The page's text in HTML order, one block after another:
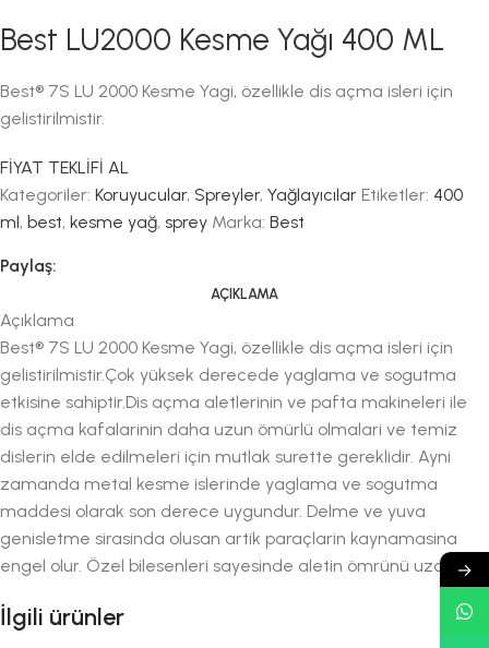
Best LU2000 Kesme Yağı 400 ML
Best® 7S LU 2000 Kesme Yagi, özellikle dis açma isleri için
gelistirilmistir.
FİYAT TEKLİFİ AL
Kategoriler: Koruyucular, Spreyler, Yağlayıcılar Etiketler: 400
ml, best, kesme yağ, sprey Marka: Best
Paylaş:
AÇIKLAMA
Açıklama
Best® 7S LU 2000 Kesme Yagi, özellikle dis açma isleri için
gelistirilmistir.Çok yüksek derecede yaglama ve sogutma
etkisine sahiptir.Dis açma aletlerinin ve pafta makineleri ile
dis açma kafalarinin daha uzun ömürlü olmalari ve temiz
dislerin elde edilmeleri için mutlak surette gereklidir. Ayni
zamanda metal kesme islerinde yaglama ve sogutma
maddesi olarak son derece uygundur. Delme ve yuva
genisletme sirasinda olusan artik paraçlarin kaynamasina
engel olur. Özel bilesenleri sayesinde aletin ömrünü uzatir.
İlgili ürünler
→